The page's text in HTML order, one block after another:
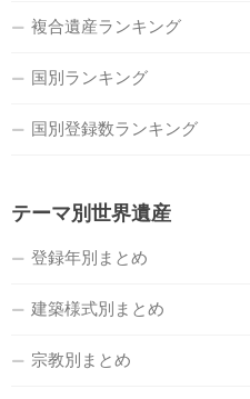
複合遺産ランキング
国別ランキング
国別登録数ランキング
テーマ別世界遺産
登録年別まとめ
建築様式別まとめ
宗教別まとめ